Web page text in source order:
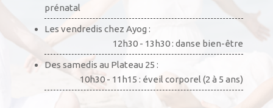
Les vendredis chez Ayog :
12h30 - 13h30 : danse bien-être
Des samedis au Plateau 25 :
10h30 - 11h15 : éveil corporel (2 à 5 ans)